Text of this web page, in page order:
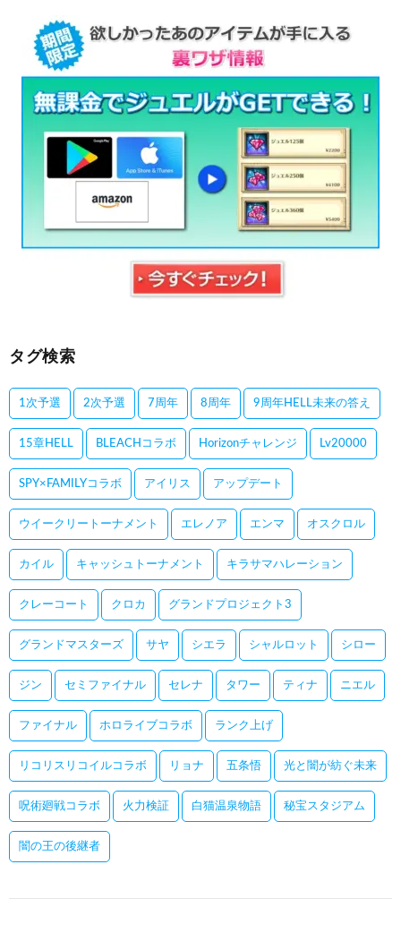
タグ検索
1次予選 2次予選 7周年 8周年 9周年HELL未来の答え
15章HELL BLEACHコラボ Horizonチャレンジ Lv20000
SPY×FAMILYコラボ アイリス アップデート
ウイークリートーナメント エレノア エンマ オスクロル
カイル キャッシュトーナメント キラサマハレーション
クレーコート クロカ グランドプロジェクト3
グランドマスターズ サヤ シエラ シャルロット シロー
ジン セミファイナル セレナ タワー ティナ ニエル
ファイナル ホロライブコラボ ランク上げ
リコリスリコイルコラボ リョナ 五条悟 光と闇が紡ぐ未来
呪術廻戦コラボ 火力検証 白猫温泉物語 秘宝スタジアム
闇の王の後継者